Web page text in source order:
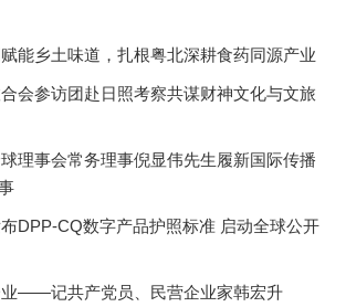
能乡土味道，扎根粤北深耕食药同源产业
会参访团赴日照考察共谋财神文化与文旅
理事会常务理事倪显伟先生履新国际传播
DPP-CQ数字产品护照标准 启动全球公开
业——记共产党员、民营企业家韩宏升